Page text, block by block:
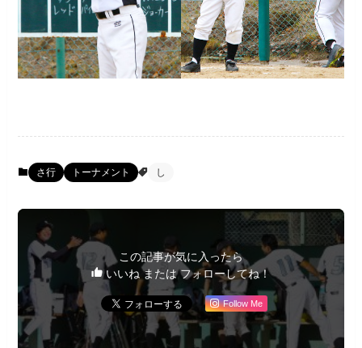
さ行 トーナメント し
この記事が気に入ったら
いいね または フォローしてね！
Follow Me